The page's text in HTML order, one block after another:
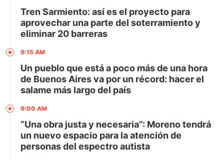
Tren Sarmiento: así es el proyecto para
aprovechar una parte del soterramiento y
eliminar 20 barreras
9:15 AM
Un pueblo que está a poco más de una hora
de Buenos Aires va por un récord: hacer el
salame más largo del país
9:00 AM
“Una obra justa y necesaria”: Moreno tendrá
un nuevo espacio para la atención de
personas del espectro autista